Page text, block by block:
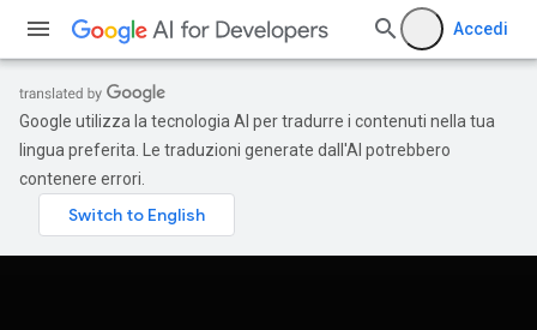
Accedi
Google utilizza la tecnologia AI per tradurre i contenuti nella tua
lingua preferita. Le traduzioni generate dall'AI potrebbero
contenere errori.